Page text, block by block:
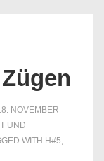
NOVEMBER
UND
WITH H#5,